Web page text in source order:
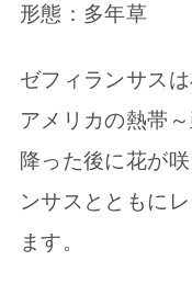
形態：多年草
ゼフィランサス
アメリカの熱帯
降った後に花が
ンサスとともに
ます。